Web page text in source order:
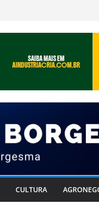
CULTURA